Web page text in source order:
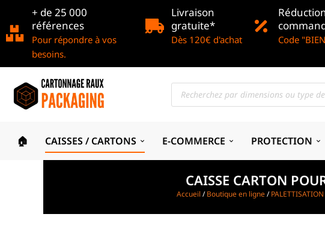
+ de 25 000
références
Pour répondre à vos
besoins.
Livraison
gratuite*
Dès 120€ d'achat Code
🏠 CAISSES / CARTONS E-COMMERCE PROTECTION
CAISSE CARTON
Accueil /Boutique en ligne/